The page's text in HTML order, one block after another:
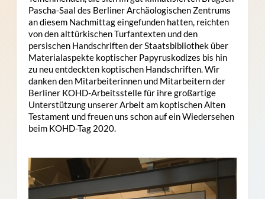
Pascha-Saal des Berliner Archäologischen Zentrums
an diesem Nachmittag eingefunden hatten, reichten
von den alttürkischen Turfantexten und den
persischen Handschriften der Staatsbibliothek über
Materialaspekte koptischer Papyruskodizes bis hin
zu neu entdeckten koptischen Handschriften. Wir
danken den Mitarbeiterinnen und Mitarbeitern der
Berliner KOHD-Arbeitsstelle für ihre großartige
Unterstützung unserer Arbeit am koptischen Alten
Testament und freuen uns schon auf ein Wiedersehen
beim KOHD-Tag 2020.